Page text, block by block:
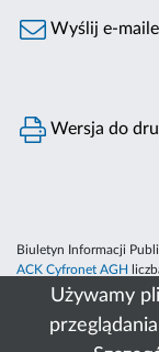
Używamy
Wyślij e-
Wersja do
Biuletyn Informacji
ACK Cyfronet AGH